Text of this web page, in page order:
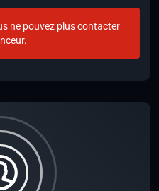
ne pouvez plus contacter